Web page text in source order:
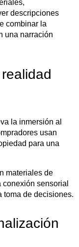
descripciones
combinar la
una narración
la inmersión al
usan
para una
materiales de
sensorial
toma de decisiones.